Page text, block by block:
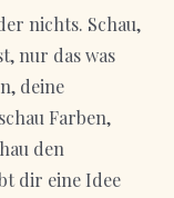
nichts. Schau,
nur das was
deine
Farben,
den
dir eine Idee